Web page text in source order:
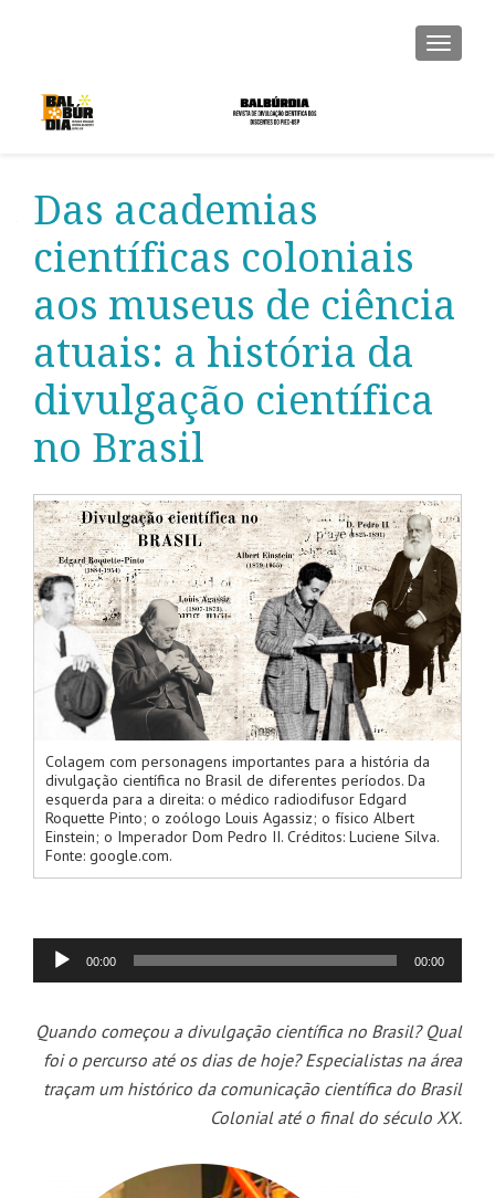
Das academias
científicas coloniais
aos museus de ciência
atuais: a história da
divulgação científica
no Brasil
Colagem com personagens importantes para a história da
divulgação científica no Brasil de diferentes períodos. Da
esquerda para a direita: o médico radiodifusor Edgard
Roquette Pinto; o zoólogo Louis Agassiz; o físico Albert
Einstein; o Imperador Dom Pedro II. Créditos: Luciene Silva.
Fonte: google.com.
Tocador
de
00:00 00:00
Quando começou a divulgação científica no Brasil? Qual
foi o percurso até os dias de hoje? Especialistas na área
traçam um histórico da comunicação científica do Brasil
Colonial até o final do século XX.